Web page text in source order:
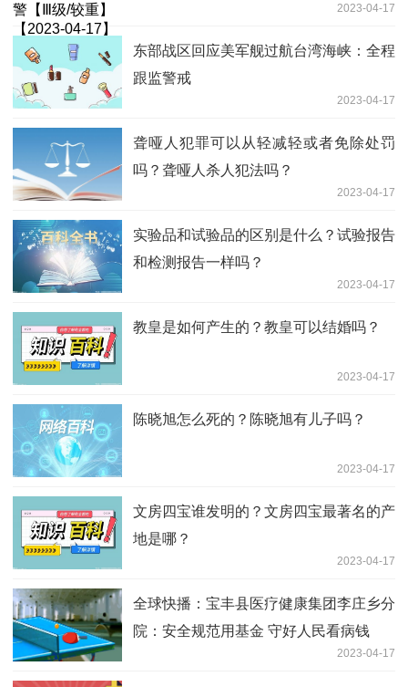
2023-04-17
东部战区回应美军舰过航台湾海峡：全程
跟监警戒
2023-04-17
聋哑人犯罪可以从轻减轻或者免除处罚
吗？聋哑人杀人犯法吗？
2023-04-17
实验品和试验品的区别是什么？试验报告
和检测报告一样吗？
2023-04-17
教皇是如何产生的？教皇可以结婚吗？
2023-04-17
陈晓旭怎么死的？陈晓旭有儿子吗？
2023-04-17
文房四宝谁发明的？文房四宝最著名的产
地是哪？
2023-04-17
全球快播：宝丰县医疗健康集团李庄乡分
院：安全规范用基金 守好人民看病钱
2023-04-17